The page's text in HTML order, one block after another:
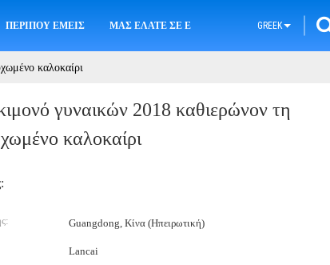
ΠΕΡΊΠΟΥ ΕΜΕΊΣ ΜΑΣ ΕΛΆΤΕ ΣΕ ΕΠΑΦΉ ΜΕ GREEK
καλοκαίρι
γυναικών 2018 καθιερώνον τη
καλοκαίρι
Guangdong, Κίνα (Ηπειρωτική)
Lancai